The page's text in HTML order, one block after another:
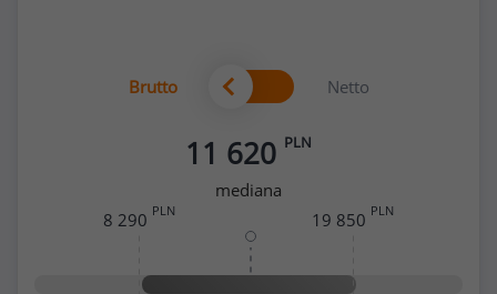
Brutto Netto
11 620 PLN
mediana
8 290 PLN 19 850 PLN